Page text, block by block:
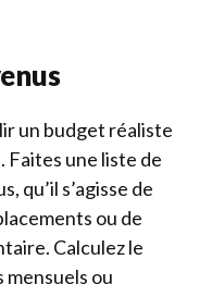
un budget réaliste
Faites une liste de
qu’il s’agisse de
ou de
Calculez le
ou